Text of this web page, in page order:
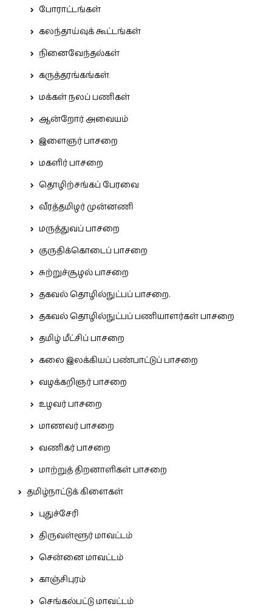
போராட்டங்கள்
கலந்தாய்வுக் கூட்டங்கள்
நினைவேந்தல்கள்
கருத்தரங்கங்கள்
மக்கள் நலப் பணிகள்
ஆன்றோர் அவையம்
இளைஞர் பாசறை
மகளிர் பாசறை
தொழிற்சங்கப் பேரவை
வீரத்தமிழர் முன்னணி
மருத்துவப் பாசறை
குருதிக்கொடைப் பாசறை
சுற்றுச்சூழல் பாசறை
தகவல் தொழில்நுட்பப் பாசறை.
தகவல் தொழில்நுட்பப் பணியாளர்கள் பாசறை
தமிழ் மீட்சிப் பாசறை
கலை இலக்கியப் பண்பாட்டுப் பாசறை
வழக்கறிஞர் பாசறை
உழவர் பாசறை
மாணவர் பாசறை
வணிகர் பாசறை
மாற்றுத் திறனாளிகள் பாசறை
தமிழ்நாட்டுக் கிளைகள்
புதுச்சேரி
திருவள்ளூர் மாவட்டம்
சென்னை மாவட்டம்
காஞ்சிபுரம்
செங்கல்பட்டு மாவட்டம்